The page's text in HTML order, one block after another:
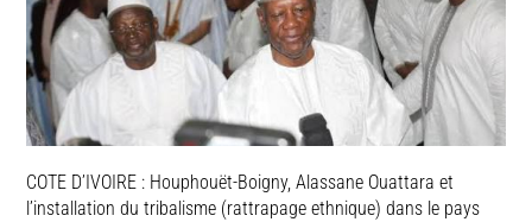
COTE D’IVOIRE : Houphouët-Boigny, Alassane Ouattara et
l’installation du tribalisme (rattrapage ethnique) dans le pays